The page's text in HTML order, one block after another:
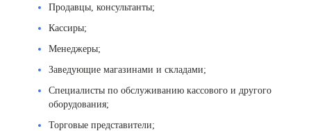
Продавцы, консультанты;
Кассиры;
Менеджеры;
Заведующие магазинами и складами;
Специалисты по обслуживанию кассового и другого
оборудования;
Торговые представители;